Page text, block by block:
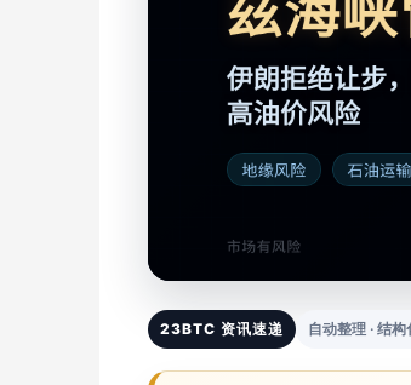
23BTC 资讯速递 自动整理 · 结